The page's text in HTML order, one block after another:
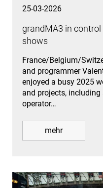
25-03-2026
grandMA3 in
shows
France/Belgium/
and programmer
enjoyed a busy 2025
and projects,
operator…
mehr